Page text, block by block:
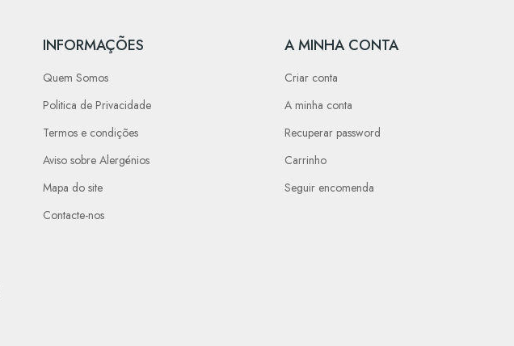
INFORMAÇÕES
Quem Somos
Politica de Privacidade
Termos e condições
Aviso sobre Alergénios
Mapa do site
Contacte-nos
A MINHA CONTA
Criar conta
A minha conta
Recuperar password
Carrinho
Seguir encomenda